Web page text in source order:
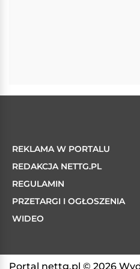
REKLAMA W PORTALU
REDAKCJA NETTG.PL
REGULAMIN
PRZETARGI I OGŁOSZENIA
WIDEO
Portal nettg.pl © 2026